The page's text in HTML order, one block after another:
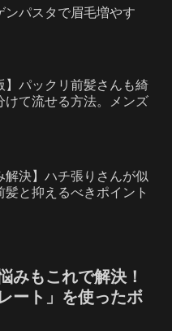
ンパスタで眉毛増やす
】パックリ前髪さんも綺
けて流せる方法。メンズ
解決】ハチ張りさんが似
髪と抑えるべきポイント
みもこれで解決！
ート」を使ったボ